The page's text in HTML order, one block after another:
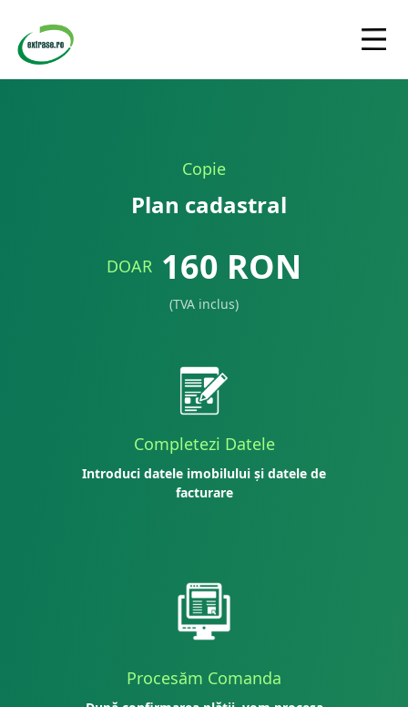
Copie
Plan cadastral
DOAR 160 RON
(TVA inclus)
Completezi Datele
Introduci datele imobilului și datele de
facturare
Procesăm Comanda